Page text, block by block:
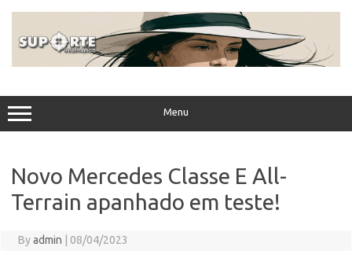
Menu
Novo Mercedes Classe E All-
Terrain apanhado em teste!
Byadmin 08/04/2023